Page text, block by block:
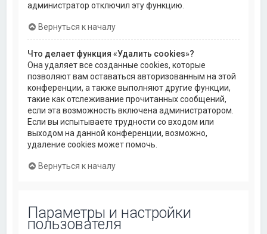
администратор отключил эту функцию.
Вернуться к началу
Что делает функция «Удалить cookies»?
Она удаляет все созданные cookies, которые
позволяют вам оставаться авторизованным на этой
конференции, а также выполняют другие функции,
такие как отслеживание прочитанных сообщений,
если эта возможность включена администратором.
Если вы испытываете трудности со входом или
выходом на данной конференции, возможно,
удаление cookies может помочь.
Вернуться к началу
Параметры и настройки
пользователя